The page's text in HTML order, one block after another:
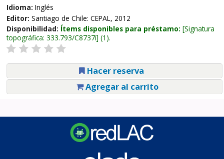
Idioma: Inglés
Editor: Santiago de Chile: CEPAL, 2012
Disponibilidad: Ítems disponibles para préstamo: Signatura
topográfica: 333.793/C8737i (1).
Hacer reserva
Agregar al carrito